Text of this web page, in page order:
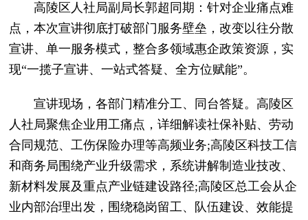
高陵区人社局副局长郭超同期：针对企业痛点难
点，本次宣讲彻底打破部门服务壁垒，改变以往分散
宣讲、单一服务模式，整合多领域惠企政策资源，实
现“一揽子宣讲、一站式答疑、全方位赋能”。
宣讲现场，各部门精准分工、同台答疑。高陵区
人社局聚焦企业用工痛点，详细解读社保补贴、劳动
合同规范、工伤保险办理等高频业务;高陵区科技工信
和商务局围绕产业升级需求，系统讲解制造业技改、
新材料发展及重点产业链建设路径;高陵区总工会从企
业内部治理出发，围绕稳岗留工、队伍建设、效能提